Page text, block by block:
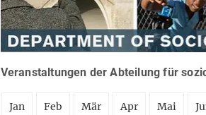
Veranstaltungen der Abteilung für
Jan Feb Mär Apr Mai